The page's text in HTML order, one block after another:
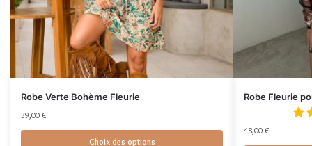
Robe Verte Bohème Fleurie
39,00 €
Choix des options
Robe Fleurie
48,00 €